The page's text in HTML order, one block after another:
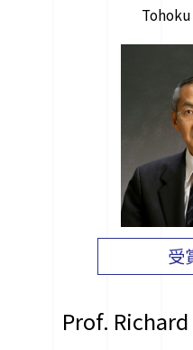
お問
〒464-8603 名古屋市千
ナショナル・イノベーシ
受
Prof.